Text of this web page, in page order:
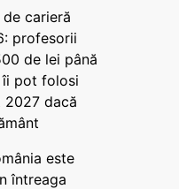
de carieră
profesorii
de lei până
îi pot folosi
2027 dacă
este
întreaga